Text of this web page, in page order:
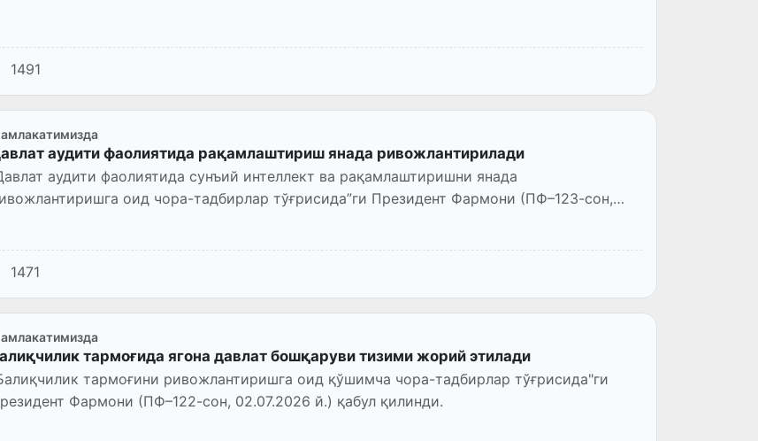
1491
аудити фаолиятида рақамлаштириш янада ривожлантирилади
аудити фаолиятида сунъий интеллект ва рақамлаштиришни янада
оид чора-тадбирлар тўғрисида”ги Президент Фармони (ПФ–123-сон,
1471
тармоғида ягона давлат бошқаруви тизими жорий этилади
тармоғини ривожлантиришга оид қўшимча чора-тадбирлар тўғрисида"ги
Фармони (ПФ–122-сон, 02.07.2026 й.) қабул қилинди.